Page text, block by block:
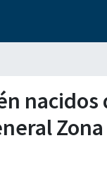
nacidos